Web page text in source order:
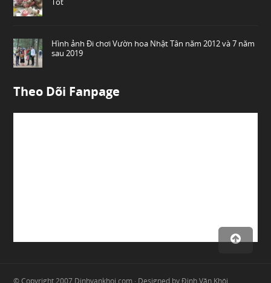
Hình ảnh Đi chơi Vườn hoa Nhật Tân năm 2012 và 7 năm
sau 2019
Theo Dõi Fanpage
© Copyright 2007 Dinhvankhoi.com · Designed byĐinh Văn Khôi